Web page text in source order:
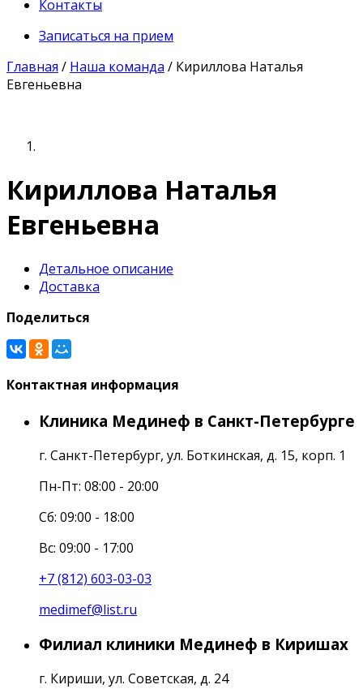
Контакты
Записаться на прием
Главная / Наша команда / Кириллова Наталья
Евгеньевна
Кириллова Наталья
Евгеньевна
Детальное описание
Доставка
Поделиться
Контактная информация
Клиника Мединеф в Санкт-Петербурге
г. Санкт-Петербург, ул. Боткинская, д. 15, корп. 1
Пн-Пт: 08:00 - 20:00
Cб: 09:00 - 18:00
Вс: 09:00 - 17:00
+7 (812) 603-03-03
medimef@list.ru
Филиал клиники Мединеф в Киришах
г. Кириши, ул. Советская, д. 24